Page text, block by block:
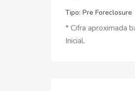
Tipo: Pre Foreclosure
* Cifra aproximada
Inicial.